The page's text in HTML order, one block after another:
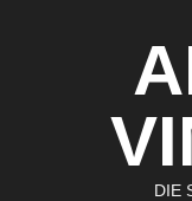
DIE